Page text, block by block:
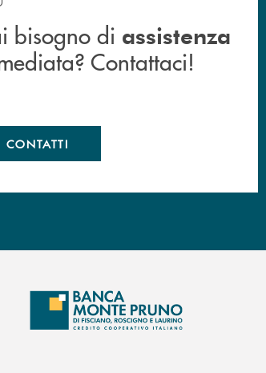
bisogno di assistenza
Contattaci!
CONTATTI